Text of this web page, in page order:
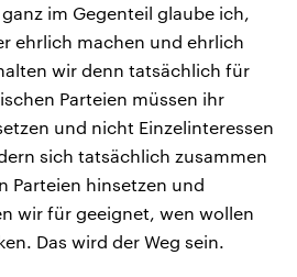
im Gegenteil glaube ich,
ehrlich machen und ehrlich
wir denn tatsächlich für
Parteien müssen ihr
und nicht Einzelinteressen
sich tatsächlich zusammen
Parteien hinsetzen und
wir für geeignet, wen wollen
Das wird der Weg sein.